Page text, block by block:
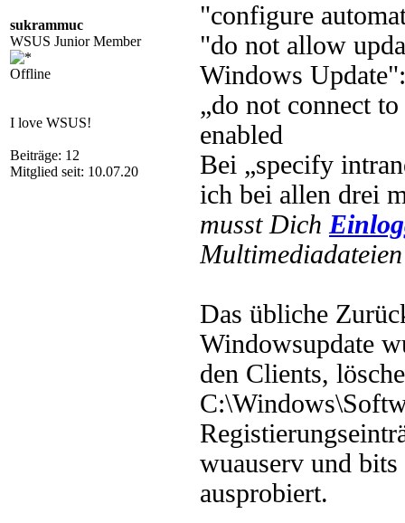
sukrammuc
WSUS Junior Member
Offline
I love WSUS!
Beiträge: 12
Mitglied seit: 10.07.20
"configure
"do not allow
Windows
„do not connect
enabled
Bei „specify
ich bei allen drei
musst Dich
Das übliche
Windowsupdate
den Clients,
wuauserv und
ausprobiert.